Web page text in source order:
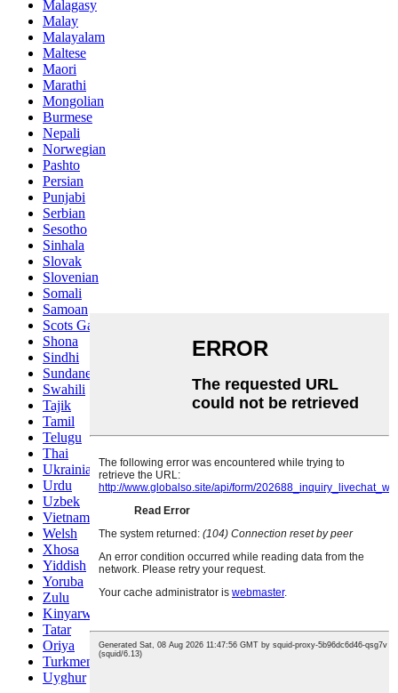
Malagasy
Malay
Malayalam
Maltese
Maori
Marathi
Mongolian
Burmese
Nepali
Norwegian
Pashto
Persian
Punjabi
Serbian
Sesotho
Sinhala
Slovak
Slovenian
Somali
Samoan
Scots Gaelic
Shona
Sindhi
Sundanese
Swahili
Tajik
Tamil
Telugu
Thai
Ukrainian
Urdu
Uzbek
Vietnamese
Welsh
Xhosa
Yiddish
Yoruba
Zulu
Kinyarwanda
Tatar
Oriya
Turkmen
Uyghur